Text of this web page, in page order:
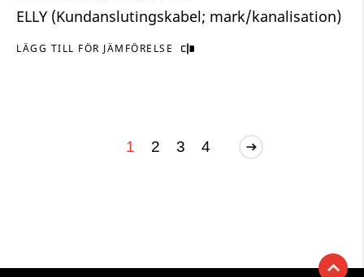
LÄGG TILL FÖR JÄMFÖRELSE
ELLY (Kundanslutingskabel; mark/kanalisation)
1 2 3 4